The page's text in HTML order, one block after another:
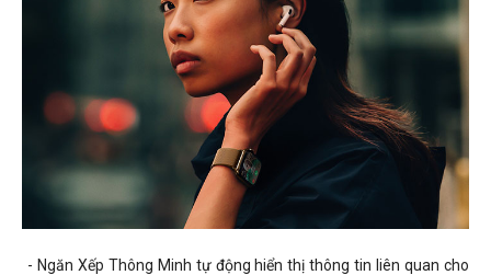
- Ngăn Xếp Thông Minh tự động hiển thị thông tin liên quan cho